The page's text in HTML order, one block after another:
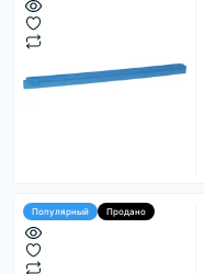
Популярный Продано